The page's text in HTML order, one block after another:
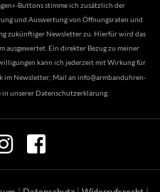
Buttons stimme ich zusätzlich der
und Auswertung von Öffnungsraten und
zukünftiger Newsletter zu. Hierfür wird das
ausgewertet. Ein direkter Bezug zu meiner
kann ich jederzeit mit Wirkung für
im Newsletter; Mail an info@armbanduhren-
in unserer Datenschutzerklärung